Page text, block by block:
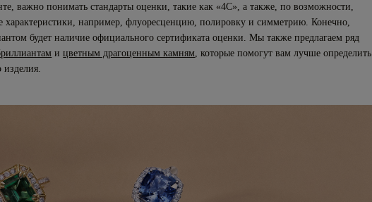
важно понимать стандарты оценки, такие как «4С», а также, по возможности,
характеристики, например, флуоресценцию, полировку и симметрию. Конечно,
будет наличие официального сертификата оценки. Мы также предлагаем ряд
ицветным драгоценным камням , которые помогут вам лучше определить
изделия.